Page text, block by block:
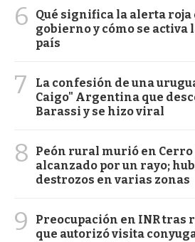
6
Qué significa la alerta roja
gobierno y cómo se activa
país
7
La confesión de una
Caigo" Argentina que
Barassi y se hizo viral
8
Peón rural murió en
alcanzado por un rayo;
destrozos en varias zonas
9
Preocupación en INR tras
que autorizó visita